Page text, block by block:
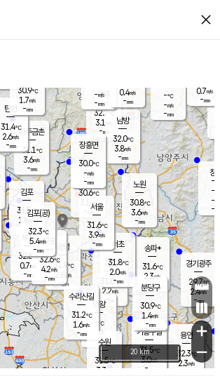
close
양주
32.7℃
3.1
-mm
과천
31.0℃
2.2m/s
- mm
용인
32.3℃
2.3m/s
경기광주
29.7℃
2.4m/s
-mm
파주금촌
31.1℃
3.6m/s
-mm
-℃
-m/s
-mm
창
-
-m/
-
탄현
31.4℃
2.6m/s
-mm
0.7m/s
-mm
의왕
- ℃
m/s
mm
김포
31.5℃
1.8 m/s
mm
광명
31.9 ℃
2.8 m/s
-mm
부천
32.8℃
0.7m/s
-mm
구로
32.6℃
4.2m/s
-mm
은평
30.6℃
3.1 m/s
- mm
노원
30.8℃
3.6m/s
-mm
송파*
31.6℃
2.3m/s
-mm
서초
31.8℃
2.0m/s
-mm
남방
32.0℃
3.8m/s
-mm
기흥구갈
31.5℃
3.0m/s
-
수리산길
31.2℃
1.6m/s
-mm
분당구
30.9℃
1.4m/s
-mm
장흥면
30.0℃
-m/s
-mm
-m/s
-mm
김포(공)
32.3℃
5.4m/s
-mm
수원
31.5℃
3.3 m/s
서울
31.6℃
3.9m/s
-mm
30.9℃
1.7m/s
-mm
0.4m/s
-mm
+
−
20 km